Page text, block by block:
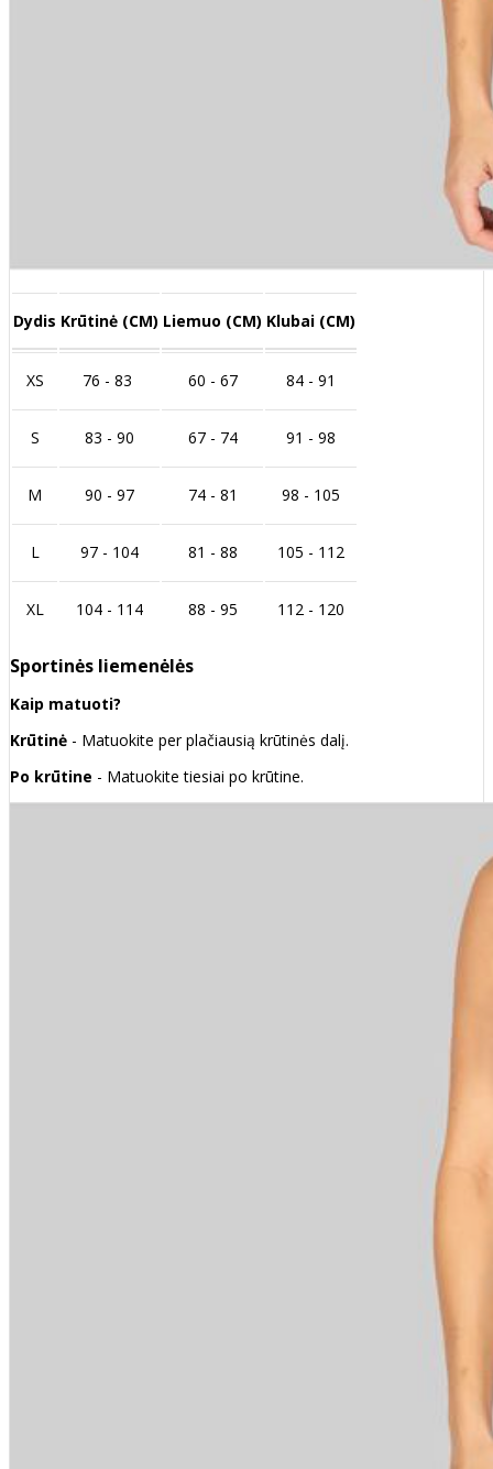
Dydis Krūtinė (CM) Liemuo (CM) Klubai (CM)
XS 76 - 83 60 - 67 84 - 91
S 83 - 90 67 - 74 91 - 98
M 90 - 97 74 - 81 98 - 105
L 97 - 104 81 - 88 105 - 112
XL 104 - 114 88 - 95 112 - 120
Sportinės liemenėlės
Kaip matuoti?
Krūtinė - Matuokite per plačiausią krūtinės dalį.
Po krūtine - Matuokite tiesiai po krūtine.